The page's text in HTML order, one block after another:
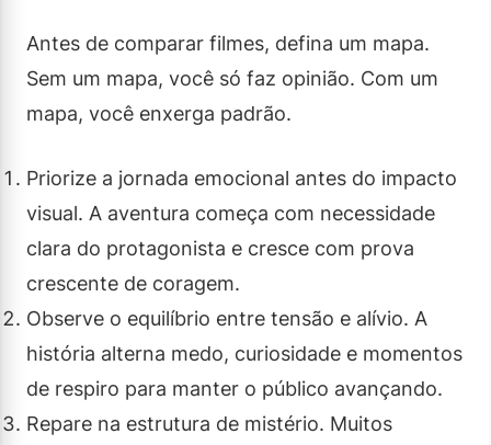
Antes de comparar filmes, defina um mapa.
Sem um mapa, você só faz opinião. Com um
mapa, você enxerga padrão.
Priorize a jornada emocional antes do impacto
visual. A aventura começa com necessidade
clara do protagonista e cresce com prova
crescente de coragem.
Observe o equilíbrio entre tensão e alívio. A
história alterna medo, curiosidade e momentos
de respiro para manter o público avançando.
Repare na estrutura de mistério. Muitos